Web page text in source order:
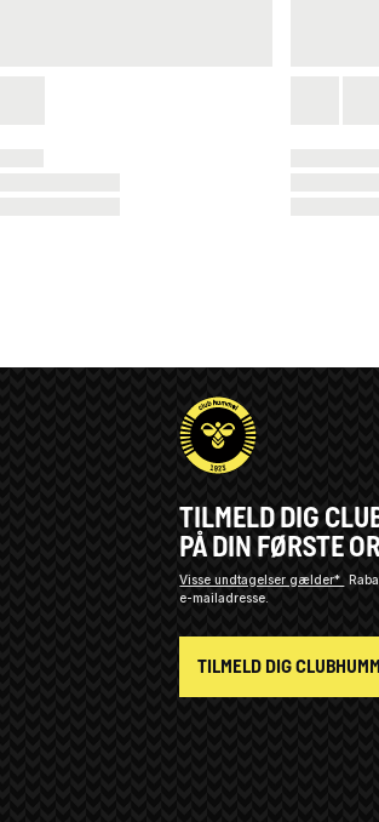
TILMELD DIG
PÅ DIN FØRSTE
Visse undtagelser gælder*
e-mailadresse.
TILMELD DIG